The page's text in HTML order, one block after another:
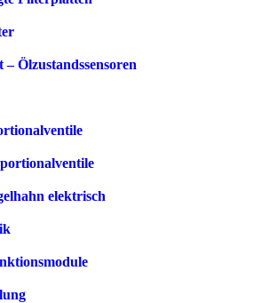
Ölzustandssensoren
elektrisch